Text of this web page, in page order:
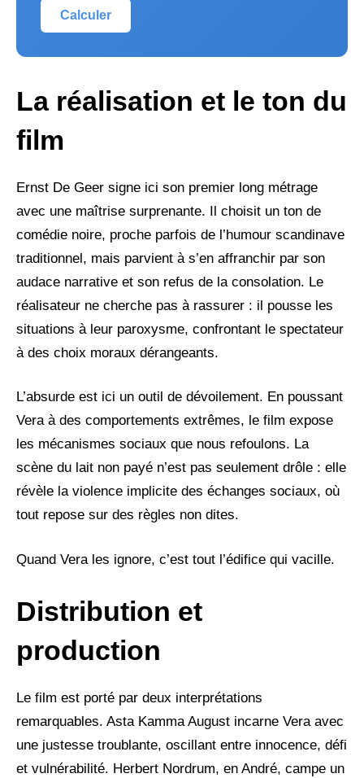
Calculer
La réalisation et le ton du
film
Ernst De Geer signe ici son premier long métrage
avec une maîtrise surprenante. Il choisit un ton de
comédie noire, proche parfois de l’humour scandinave
traditionnel, mais parvient à s’en affranchir par son
audace narrative et son refus de la consolation. Le
réalisateur ne cherche pas à rassurer : il pousse les
situations à leur paroxysme, confrontant le spectateur
à des choix moraux dérangeants.
L’absurde est ici un outil de dévoilement. En poussant
Vera à des comportements extrêmes, le film expose
les mécanismes sociaux que nous refoulons. La
scène du lait non payé n’est pas seulement drôle : elle
révèle la violence implicite des échanges sociaux, où
tout repose sur des règles non dites.
Quand Vera les ignore, c’est tout l’édifice qui vacille.
Distribution et
production
Le film est porté par deux interprétations
remarquables. Asta Kamma August incarne Vera avec
une justesse troublante, oscillant entre innocence, défi
et vulnérabilité. Herbert Nordrum, en André, campe un